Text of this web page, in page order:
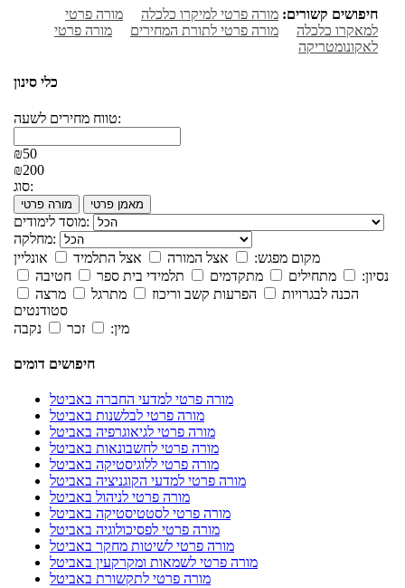
חיפושים קשורים: מורה פרטי למיקרו כלכלה
מורה פרטי
למאקרו כלכלה
מורה פרטי לתורת המחירים
מורה פרטי
לאקונומטריקה
כלי סינון
טווח מחירים לשעה:
₪50
₪200
סוג:
מורה פרטי מאמן פרטי
מוסד לימודים:
מחלקה:
מקום מפגש:
אצל המורה אצל התלמיד
אונליין
נסיון:
מתחילים מתקדמים תלמידי בית ספר
חטיבה
הכנה לבגרויות
הפרעות קשב וריכוז מתרגל
מרצה
סטודנטים
מין:
זכר נקבה
חיפושים דומים
מורה פרטי למדעי החברה באביטל
מורה פרטי לבלשנות באביטל
מורה פרטי לגיאוגרפיה באביטל
מורה פרטי לחשבונאות באביטל
מורה פרטי ללוגיסטיקה באביטל
מורה פרטי למדעי הקוגניציה באביטל
מורה פרטי לניהול באביטל
מורה פרטי לסטטיסטיקה באביטל
מורה פרטי לפסיכולוגיה באביטל
מורה פרטי לשיטות מחקר באביטל
מורה פרטי לשמאות ומקרקעין באביטל
מורה פרטי לתקשורת באביטל